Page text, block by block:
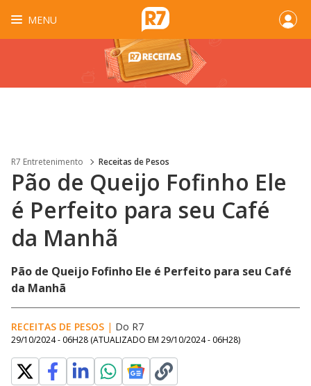
MENU
R7 Entretenimento Receitas de Pesos
Pão de Queijo Fofinho Ele
é Perfeito para seu Café
da Manhã
Pão de Queijo Fofinho Ele é Perfeito para seu Café
da Manhã
RECEITAS DE PESOS | Do R7
29/10/2024 - 06H28 (ATUALIZADO EM 29/10/2024 - 06H28)